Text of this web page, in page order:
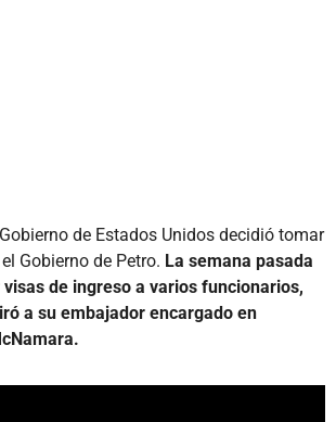
de Estados Unidos decidió tomar
Gobierno de Petro. La semana pasada
de ingreso a varios funcionarios,
a su embajador encargado en